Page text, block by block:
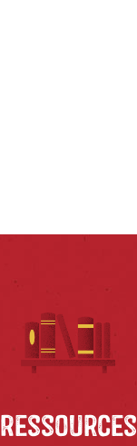
Ressources